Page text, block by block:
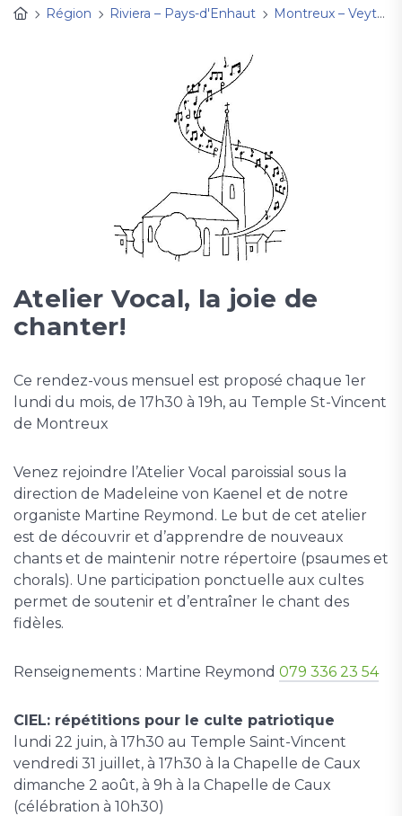
Région
Riviera – Pays-d'Enhaut Montreux – Veytaux
Atelier Vocal, la joie de
chanter!
Ce rendez-vous mensuel est proposé chaque 1er
lundi du mois, de 17h30 à 19h, au Temple St-Vincent
de Montreux
Venez rejoindre l’Atelier Vocal paroissial sous la
direction de Madeleine von Kaenel et de notre
organiste Martine Reymond. Le but de cet atelier
est de découvrir et d’apprendre de nouveaux
chants et de maintenir notre répertoire (psaumes et
chorals). Une participation ponctuelle aux cultes
permet de soutenir et d’entraîner le chant des
fidèles.
Renseignements : Martine Reymond 079 336 23 54
CIEL: répétitions pour le culte patriotique
lundi 22 juin, à 17h30 au Temple Saint-Vincent
vendredi 31 juillet, à 17h30 à la Chapelle de Caux
dimanche 2 août, à 9h à la Chapelle de Caux
(célébration à 10h30)